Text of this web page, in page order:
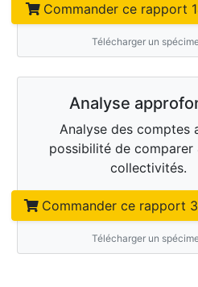
Commander ce rapport
Télécharger un
Analyse
Analyse des comptes
possibilité de comparer
collectivités.
Commander ce rapport
Télécharger un